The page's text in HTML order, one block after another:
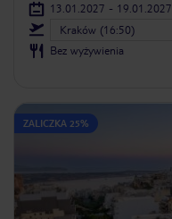
13.01.2027 - 19.01.2027
Kraków (16:50)
Bez wyżywienia
ZALICZKA 25%